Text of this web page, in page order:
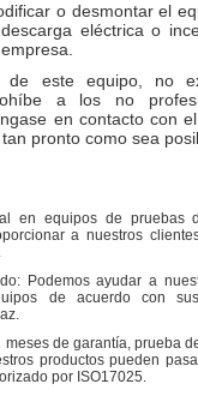
o desmontar el
eléctrica o
este equipo, no
a los no
en contacto con
pronto como sea
en equipos de pruebas
a nuestros
Podemos ayudar a
de acuerdo con
de garantía, prueba
productos pueden
por ISO17025.